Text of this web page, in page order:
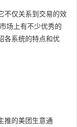
不仅关系到交易的效
场上有不少优秀的
各系统的特点和优
推的美团生意通